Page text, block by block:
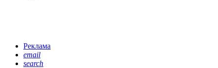
Реклама
email
search